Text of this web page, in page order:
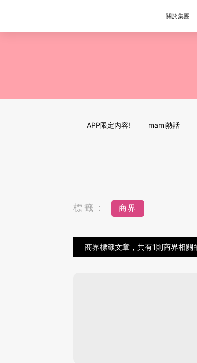
關於集團
APP限定內容! mami熱話
標籤： 商界
商界標籤文章，共有1則商界相關